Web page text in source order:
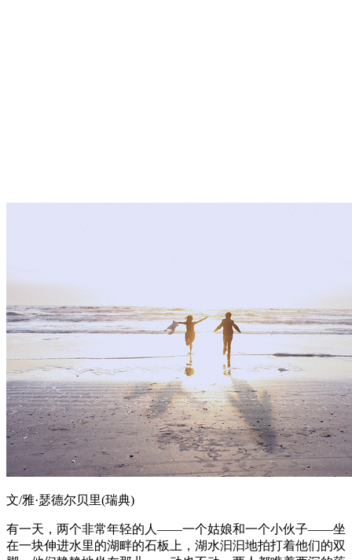
文/雅·瑟德尔贝里(瑞典)
有一天，两个非常年轻的人——一个姑娘和一个小伙子——坐
在一块伸进水里的湖畔的石板上，湖水汩汩地拍打着他们的双